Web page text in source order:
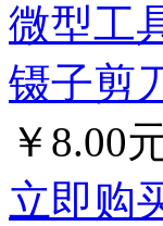
微型工
镊子剪
￥8.00
立即购